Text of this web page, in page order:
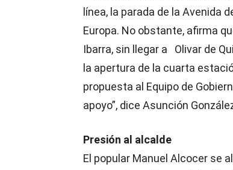
línea, la parada de la Avenida
Europa. No obstante, afirma
Ibarra, sin llegar a Olivar de
la apertura de la cuarta
propuesta al Equipo de
apoyo”, dice Asunción
Presión al alcalde
El popular Manuel Alcocer se